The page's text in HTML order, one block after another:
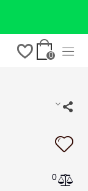
0
0